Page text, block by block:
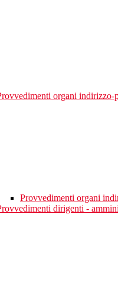
organi indirizzo-
Provvedimenti organi
dirigenti -